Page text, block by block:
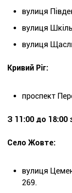
вулиця
вулиця
вулиця
Кривий Ріг:
проспект
З 11:00 до 18:00
Село Жовте:
вулиця
269.